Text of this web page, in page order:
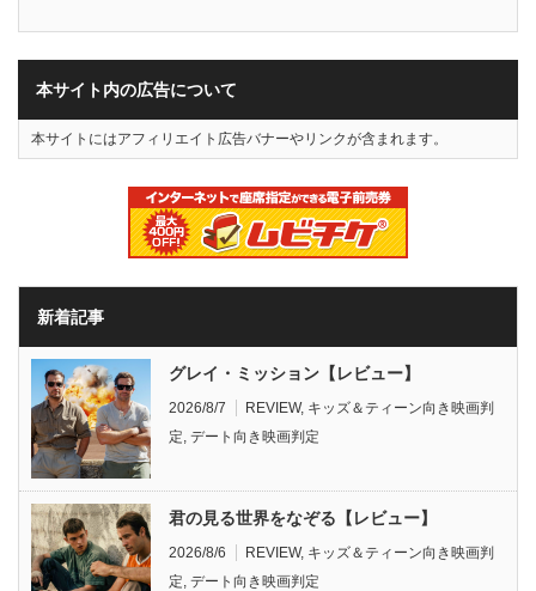
本サイト内の広告について
本サイトにはアフィリエイト広告バナーやリンクが含まれます。
新着記事
グレイ・ミッション【レビュー】
2026/8/7 REVIEW, キッズ＆ティーン向き映画判
定 デート向き映画判定
君の見る世界をなぞる【レビュー】
2026/8/6 REVIEW, キッズ＆ティーン向き映画判
定 デート向き映画判定